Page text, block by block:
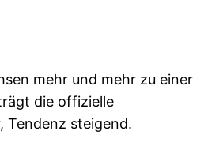
mehr und mehr zu einer
die offizielle
Tendenz steigend.